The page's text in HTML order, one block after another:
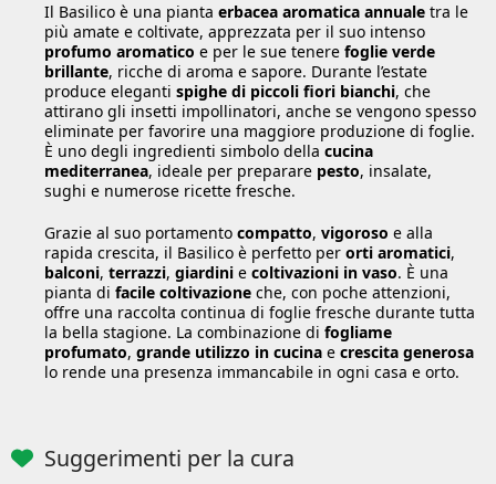
Il Basilico è una pianta erbacea aromatica annuale tra le
più amate e coltivate, apprezzata per il suo intenso
profumo aromatico e per le sue tenere foglie verde
brillante, ricche di aroma e sapore. Durante l’estate
produce eleganti spighe di piccoli fiori bianchi, che
attirano gli insetti impollinatori, anche se vengono spesso
eliminate per favorire una maggiore produzione di foglie.
È uno degli ingredienti simbolo della cucina
mediterranea, ideale per preparare pesto, insalate,
sughi e numerose ricette fresche.
Grazie al suo portamento compatto, vigoroso e alla
rapida crescita, il Basilico è perfetto per orti aromatici,
balconi, terrazzi, giardini e coltivazioni in vaso. È una
pianta di facile coltivazione che, con poche attenzioni,
offre una raccolta continua di foglie fresche durante tutta
la bella stagione. La combinazione di fogliame
profumato, grande utilizzo in cucina e crescita generosa
lo rende una presenza immancabile in ogni casa e orto.
Suggerimenti per la cura